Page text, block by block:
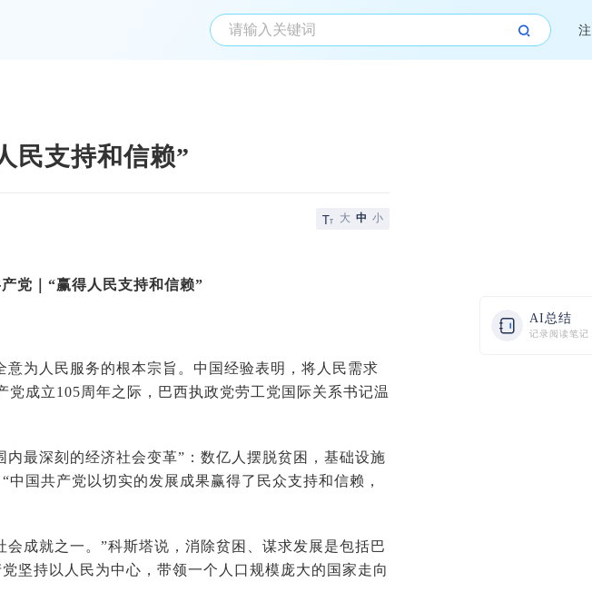
AI总结
记录阅读笔记
民支持和信赖”
大 中 小
党｜“赢得人民支持和信赖”
为人民服务的根本宗旨。中国经验表明，将人民需求
成立105周年之际，巴西执政党劳工党国际关系书记温
最深刻的经济社会变革”：数亿人摆脱贫困，基础设施
国共产党以切实的发展成果赢得了民众支持和信赖，
成就之一。”科斯塔说，消除贫困、谋求发展是包括巴
坚持以人民为中心，带领一个人口规模庞大的国家走向